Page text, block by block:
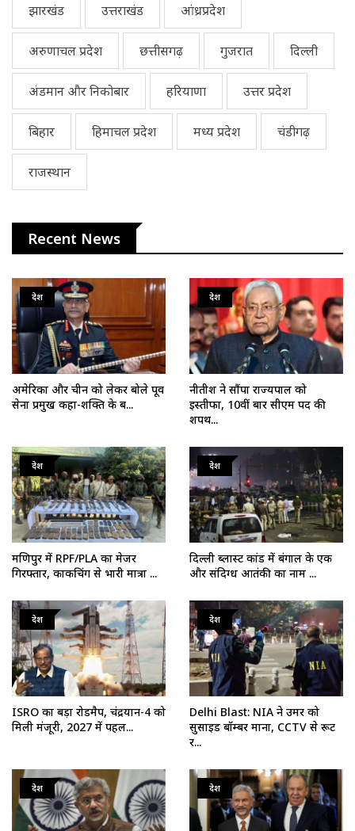
झारखंड उत्तराखंड आंध्रप्रदेश
अरुणाचल प्रदेश छत्तीसगढ़ गुजरात दिल्ली
अंडमान और निकोबार हरियाणा उत्तर प्रदेश
बिहार हिमाचल प्रदेश मध्य प्रदेश चंडीगढ़
राजस्थान
Recent News
देश
अमेरिका और चीन को लेकर बोले पूर्व
सेना प्रमुख कहा-शक्ति के ब...
देश
नीतीश ने सौंपा राज्यपाल को
इस्तीफा, 10वीं बार सीएम पद की
शपथ...
देश
मणिपुर में RPF/PLA का मेजर
गिरफ्तार, काकचिंग से भारी मात्रा ...
देश
दिल्ली ब्लास्ट कांड में बंगाल के एक
और संदिग्ध आतंकी का नाम ...
देश
ISRO का बड़ा रोडमैप, चंद्रयान-4 को
मिली मंजूरी, 2027 में पहल...
देश
Delhi Blast: NIA ने उमर को
सुसाइड बॉम्बर माना, CCTV से रूट
र...
देश देश